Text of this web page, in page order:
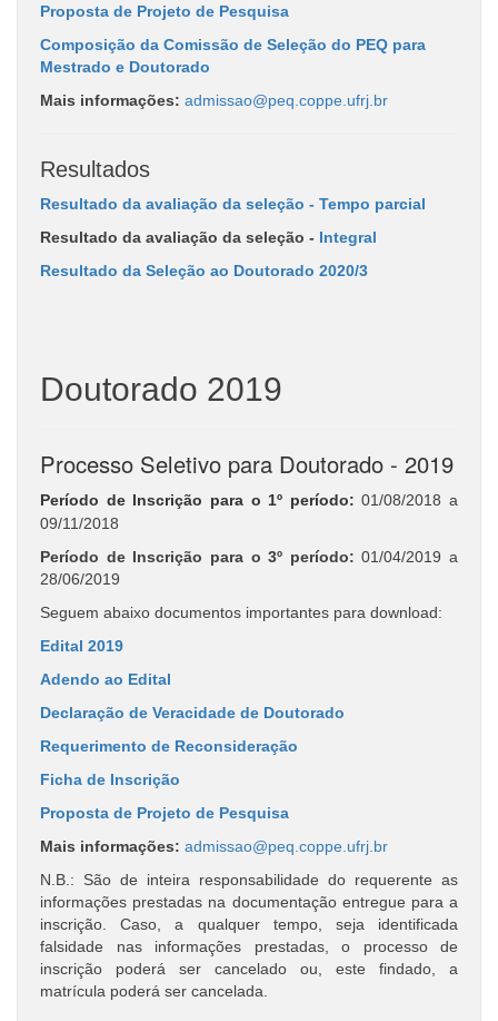
Proposta de Projeto de Pesquisa
Composição da Comissão de Seleção do PEQ para
Mestrado e Doutorado
Mais informações: admissao@peq.coppe.ufrj.br
Resultados
Resultado da avaliação da seleção - Tempo parcial
Resultado da avaliação da seleção - Integral
Resultado da Seleção ao Doutorado 2020/3
Doutorado 2019
Processo Seletivo para Doutorado - 2019
Período de Inscrição para o 1º período: 01/08/2018 a
09/11/2018
Período de Inscrição para o 3º período: 01/04/2019 a
28/06/2019
Seguem abaixo documentos importantes para download:
Edital 2019
Adendo ao Edital
Declaração de Veracidade de Doutorado
Requerimento de Reconsideração
Ficha de Inscrição
Proposta de Projeto de Pesquisa
Mais informações: admissao@peq.coppe.ufrj.br
N.B.: São de inteira responsabilidade do requerente as
informações prestadas na documentação entregue para a
inscrição. Caso, a qualquer tempo, seja identificada
falsidade nas informações prestadas, o processo de
inscrição poderá ser cancelado ou, este findado, a
matrícula poderá ser cancelada.